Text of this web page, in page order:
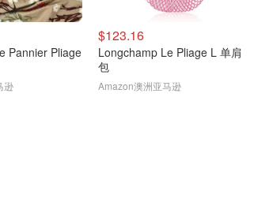
Pannier Pliage
逊
$123.16
Longchamp Le Pliage L 单肩
包
Amazon澳洲亚马逊